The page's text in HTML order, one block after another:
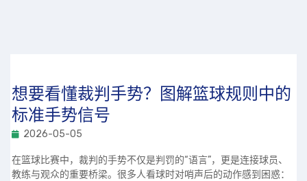
想要看懂裁判手势？图解篮球规则中的
标准手势信号
2026-05-05
在篮球比赛中，裁判的手势不仅是判罚的“语言”，更是连接球员、
教练与观众的重要桥梁。很多人看球时对哨声后的动作感到困惑：